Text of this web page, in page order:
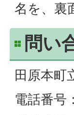
名を、裏
問い
田原本町
電話番号